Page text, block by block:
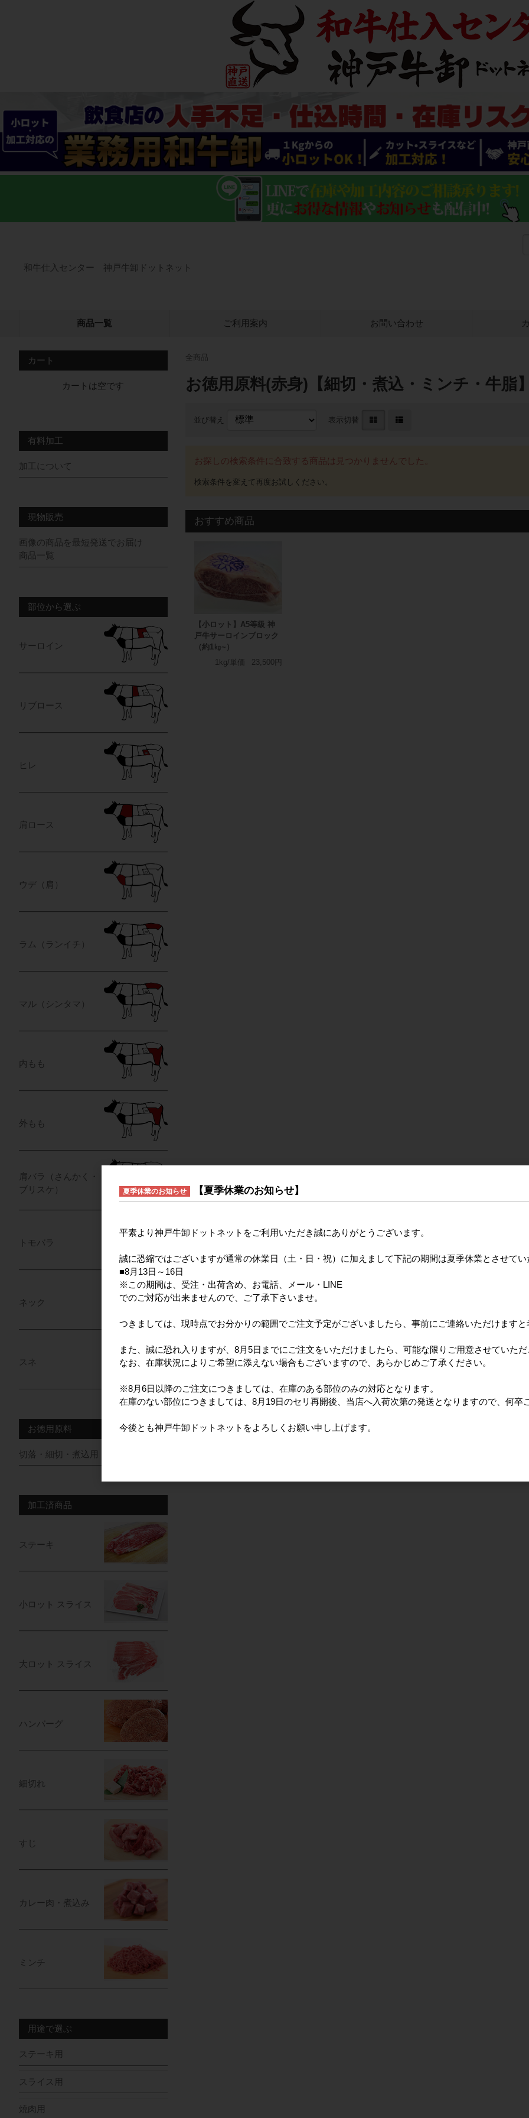
和牛仕入センター 神戸牛卸ドットネット
商品一覧 ご利用案内 お問い合わせ
全商品
お徳用原料(赤身)【細切・煮込・ミンチ・牛脂】
並び替え 表示切替
お探しの検索条件に合致する商品は見つかりませんでした。
おすすめ商品
【小ロット】A5等級 神
戸牛サーロインブロック
（約1㎏~）
1kg/単価
23,500円
カート
カートは空です
有料加工
加工について
現物販売
画像の商品を最短発送でお届け
商品一覧
部位から選ぶ
サーロイン
リブロース
ヒレ
肩ロース
ウデ（肩）
ラム（ランイチ）
マル（シンタマ）
内もも
外もも
肩バラ（さんかく・
ブリスケ）
トモバラ
ネック
スネ
お徳用原料
切落・細切・煮込用・牛脂
加工済商品
ステーキ
小ロット スライス
大ロット スライス
ハンバーグ
細切れ
すじ
カレー肉・煮込み
ミンチ
用途で選ぶ
ステーキ用
スライス用
焼肉用
夏季休業のお知らせ 【夏季休業のお知らせ】
平素より神戸牛卸ドットネットをご利用いただき誠にありがとうございます。
誠に恐縮ではございますが通常の休業日（土・日・祝）に加えまして下記の期間は夏季休業とさせてい
■8月13日～16日
※この期間は、受注・出荷含め、お電話、メール・LINE
でのご対応が出来ませんので、ご了承下さいませ。
つきましては、現時点でお分かりの範囲でご注文予定がございましたら、事前にご連絡いただけますと
また、誠に恐れ入りますが、8月5日までにご注文をいただけましたら、可能な限りご用意させていただ
なお、在庫状況によりご希望に添えない場合もございますので、あらかじめご了承ください。
※8月6日以降のご注文につきましては、在庫のある部位のみの対応となります。
在庫のない部位につきましては、8月19日のセリ再開後、当店へ入荷次第の発送となりますので、何卒
今後とも神戸牛卸ドットネットをよろしくお願い申し上げます。